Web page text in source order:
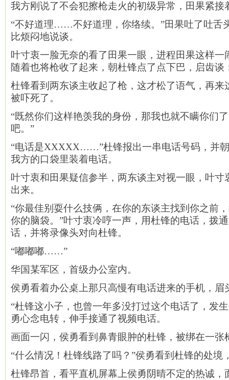
我方刚说了不会犯擦枪走火的初级异常，田果紧接
“不好道理……不好道理，你络续。”田果吐了吐舌
比烦闷地说谈。
叶寸衷一脸无奈的看了田果一眼，进程田果这样
随着也将枪收了起来，朝杜锋点了点下巴，启齿谈
杜锋看到两东谈主收起了枪，这才松了语气，再来
被吓死了。
“既然你们这样艳羡我的身份，那我也就不瞒你们
吧。”
“电话是XXXXX……”杜锋报出一串电话号码，并
我方的口袋里装着电话。
叶寸衷和田果疑信参半，两东谈主对视一眼，叶
出来。
“你最佳别耍什么技俩，在你的东谈主找到你之前
你的脑袋。”叶寸衷冷哼一声，用杜锋的电话，拨
话，并将录像头对向杜锋。
“嘟嘟嘟……”
华国某军区，首级办公室内。
侯勇看着办公桌上那只高慢有电话进来的手机，眉
“杜锋这小子，也曾一年多没打过这个电话了，发
勇心念电转，伸手接通了视频电话。
画面一闪，侯勇看到鼻青眼肿的杜锋，被绑在一张
“什么情况！杜锋线路了吗？”侯勇看到杜锋的处境
杜锋昂首，看平直机屏幕上侯勇阴晴不定的热诚，